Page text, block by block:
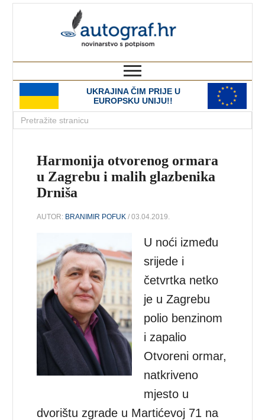
UKRAJINA ČIM PRIJE U
EUROPSKU UNIJU!!
Harmonija otvorenog ormara
u Zagrebu i malih glazbenika
Drniša
AUTOR: BRANIMIR POFUK / 03.04.2019.
U noći između
srijede i
četvrtka netko
je u Zagrebu
polio benzinom
i zapalio
Otvoreni ormar,
natkriveno
mjesto u
dvorištu zgrade u Martićevoj 71 na